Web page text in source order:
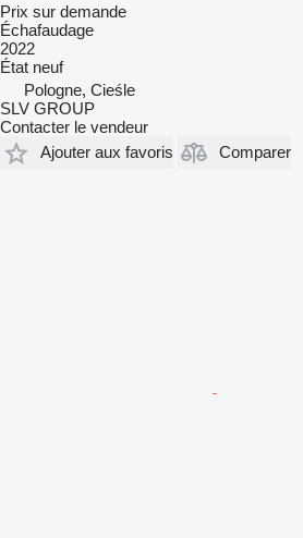
Prix sur demande
Échafaudage
2022
État neuf
Pologne, Cieśle
SLV GROUP
Contacter le vendeur
Ajouter aux favoris
Comparer